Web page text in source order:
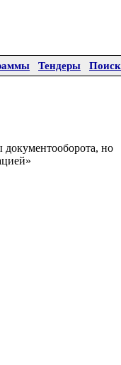
Тендеры Поиск
документооборота, но